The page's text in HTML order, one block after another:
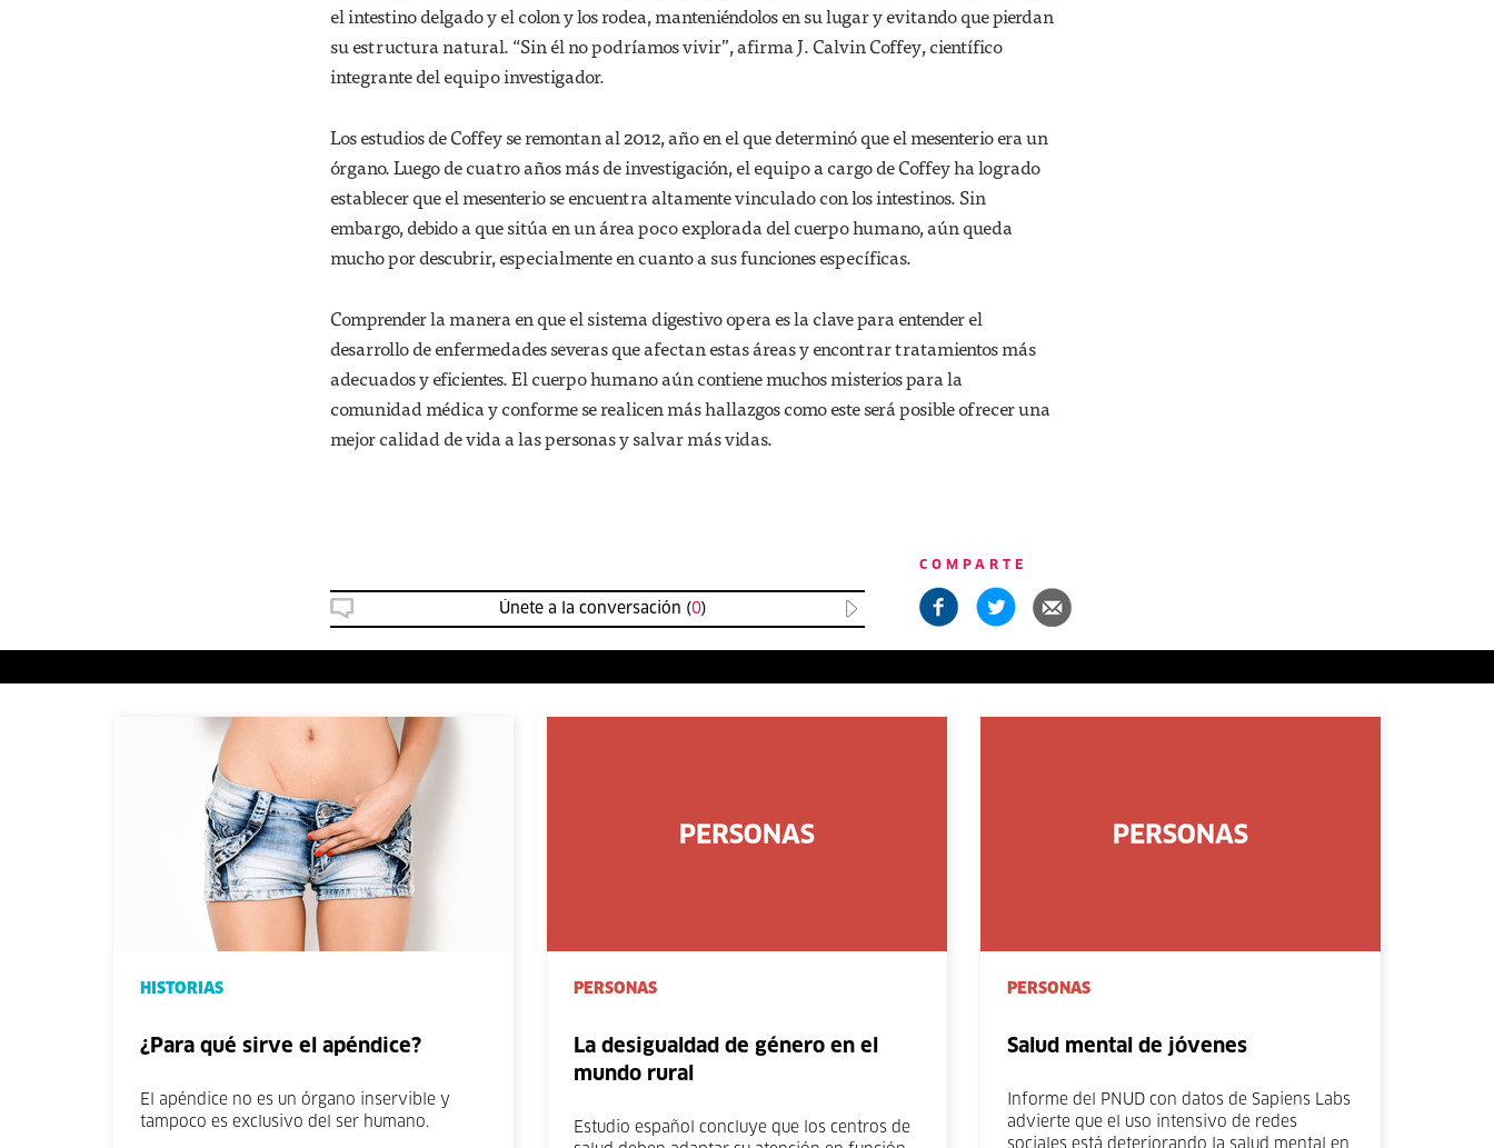
el intestino delgado y el colon y los rodea, manteniéndolos en su lugar y evitando que pierdan
su estructura natural. “Sin él no podríamos vivir”, afirma J. Calvin Coffey, científico
integrante del equipo investigador.
Los estudios de Coffey se remontan al 2012, año en el que determinó que el mesenterio era un
órgano. Luego de cuatro años más de investigación, el equipo a cargo de Coffey ha logrado
establecer que el mesenterio se encuentra altamente vinculado con los intestinos. Sin
embargo, debido a que sitúa en un área poco explorada del cuerpo humano, aún queda
mucho por descubrir, especialmente en cuanto a sus funciones específicas.
Comprender la manera en que el sistema digestivo opera es la clave para entender el
desarrollo de enfermedades severas que afectan estas áreas y encontrar tratamientos más
adecuados y eficientes. El cuerpo humano aún contiene muchos misterios para la
comunidad médica y conforme se realicen más hallazgos como este será posible ofrecer una
mejor calidad de vida a las personas y salvar más vidas.
Únete a la conversación (0)
COMPARTE
HISTORIAS
¿Para qué sirve el apéndice?
El apéndice no es un órgano inservible y
tampoco es exclusivo del ser humano.
PERSONAS
La desigualdad de género en el
mundo rural
Estudio español concluye que los centros de
PERSONAS
Salud mental de jóvenes
Informe del PNUD con datos de Sapiens Labs
advierte que el uso intensivo de redes
sociales está deteriorando la salud mental en